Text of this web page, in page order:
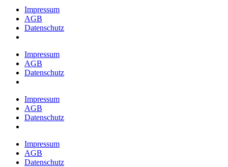
Impressum
AGB
Datenschutz
Impressum
AGB
Datenschutz
Impressum
AGB
Datenschutz
Impressum
AGB
Datenschutz